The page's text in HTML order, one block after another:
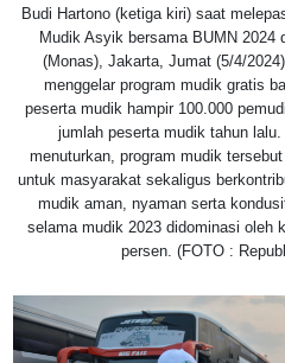
Budi Hartono (ketiga kiri) saat
Mudik Asyik bersama BUMN 2024
(Monas), Jakarta, Jumat (5/4/
menggelar program mudik gratis
peserta mudik hampir 100.000
jumlah peserta mudik tahun
menuturkan, program mudik
untuk masyarakat sekaligus
mudik aman, nyaman serta
selama mudik 2023 didominasi oleh
persen. (FOTO :